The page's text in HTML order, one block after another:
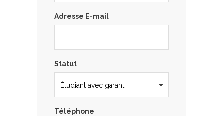
Adresse E-mail
Statut
Téléphone